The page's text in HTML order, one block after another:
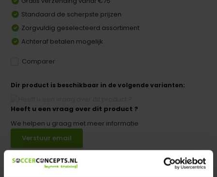
Standaard de scherpste prijzen
Zorgvuldig geselecteerd assortiment
Achteraf betalen mogelijk
Comparer
Dir product is beschikbaar in de volgende varianten:
Heeft u een vraag over dit product ?
We helpen u graag met meer informatie
Verstuur email
Description du produit